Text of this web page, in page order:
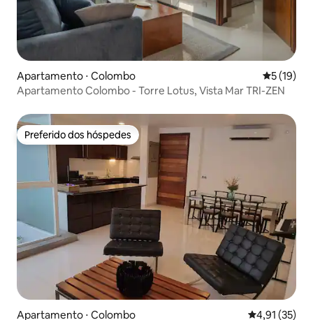
Apartamento ⋅ Colombo 5 de uma
5 (19)
Apartamento Colombo - Torre Lotus, Vista Mar TRI-ZEN
Preferido dos hóspedes
Preferido dos hóspedes
Apartamento ⋅ Colombo 4,91 de uma
4,91 (35)